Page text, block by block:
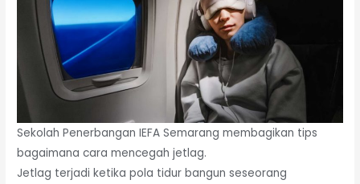
Sekolah Penerbangan IEFA Semarang membagikan tips
bagaimana cara mencegah jetlag.
Jetlag terjadi ketika pola tidur bangun seseorang